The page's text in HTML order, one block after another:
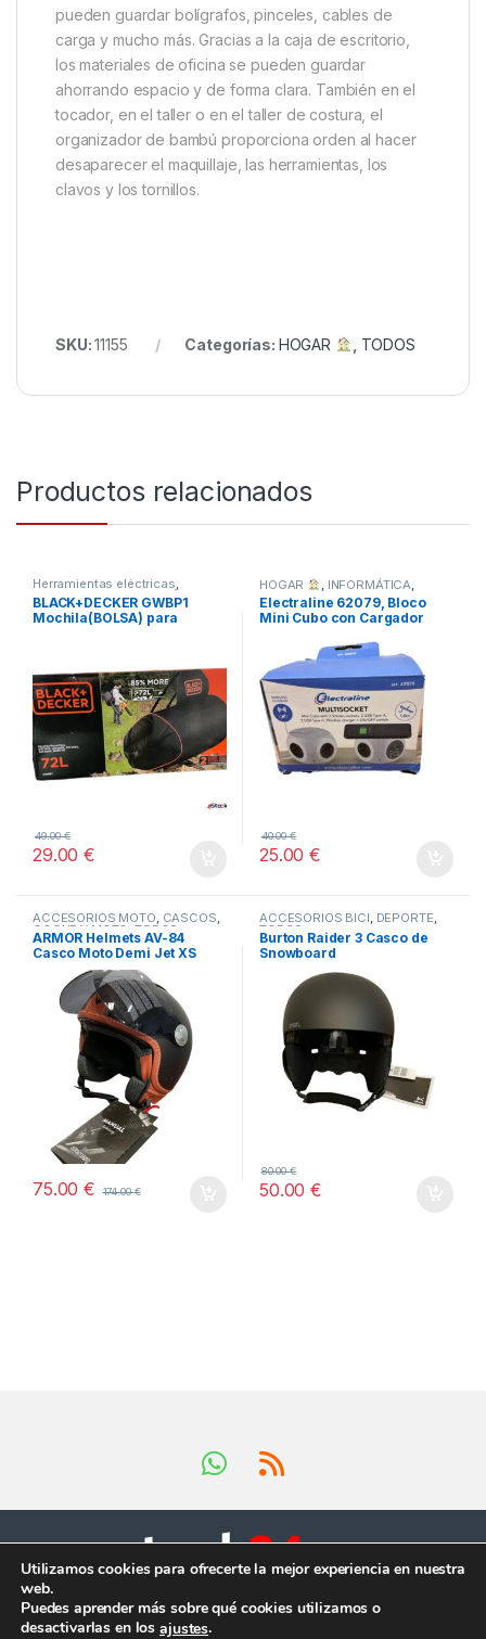
pueden guardar bolígrafos, pinceles, cables de
carga y mucho más. Gracias a la caja de escritorio,
los materiales de oficina se pueden guardar
ahorrando espacio y de forma clara. También en el
tocador, en el taller o en el taller de costura, el
organizador de bambú proporciona orden al hacer
desaparecer el maquillaje, las herramientas, los
clavos y los tornillos.
SKU:11155 Categorías: HOGAR TODOS
Productos relacionados
Herramientas eléctricas
HERRAMIENTAS Y JARDÍN,
TODOS
BLACK+DECKER GWBP1
Mochila(BOLSA) para
29.00€
49.00€
HOGAR INFORMÁTICA
TODOS
Electraline 62079, Bloco
Mini Cubo con Cargador
25.00€
40.00€
ACCESORIOS MOTO, CASCOS,
COCHE Y MOTO ,TODOS
ARMOR Helmets AV-84
Casco Moto Demi Jet XS
75.00€ 174.00€
ACCESORIOS BICI, DEPORTE,
TODOS
Burton Raider 3 Casco de
Snowboard
50.00€
80.00€
Tienes preguntas ?
¡Llámanos en horario
Utilizamos cookies para ofrecerte la mejor experiencia en nuestra
web.
Puedes aprender más sobre qué cookies utilizamos o
desactivarlas en losajustes.